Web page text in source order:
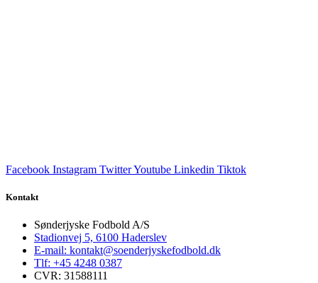
Facebook Instagram TwitterYoutube Linkedin Tiktok
Kontakt
Sønderjyske Fodbold A/S
Stadionvej 5, 6100 Haderslev
E-mail: kontakt@soenderjyskefodbold.dk
Tlf: +45 4248 0387
CVR: 31588111